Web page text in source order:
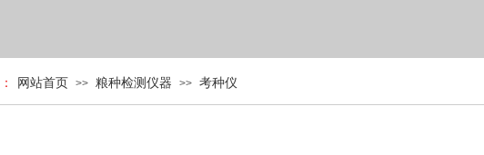
网站首页 >> 粮种检测仪器 >> 考种仪